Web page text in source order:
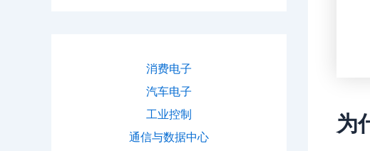
消费电子
汽车电子
工业控制
通信与数据中心
为